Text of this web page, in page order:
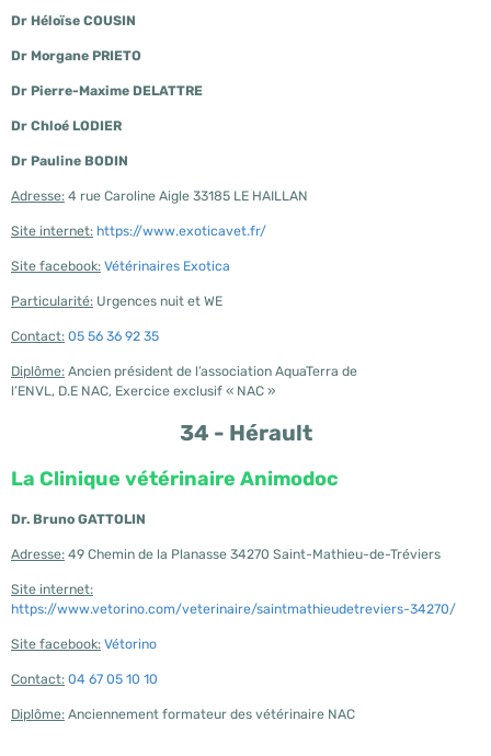
Dr Héloïse COUSIN
Dr Morgane PRIETO
Dr Pierre-Maxime DELATTRE
Dr Chloé LODIER
Dr Pauline BODIN
Adresse: 4 rue Caroline Aigle 33185 LE HAILLAN
Site internet: https://www.exoticavet.fr/
Site facebook: Vétérinaires Exotica
Particularité: Urgences nuit et WE
Contact: 05 56 36 92 35
Diplôme: Ancien président de l’association AquaTerra de
l’ENVL, D.E NAC, Exercice exclusif « NAC »
34 - Hérault
La Clinique vétérinaire Animodoc
Dr. Bruno GATTOLIN
Adresse: 49 Chemin de la Planasse 34270 Saint-Mathieu-de-Tréviers
Site internet:
https://www.vetorino.com/veterinaire/saintmathieudetreviers-34270/
Site facebook: Vétorino
Contact: 04 67 05 10 10
Diplôme: Anciennement formateur des vétérinaire NAC